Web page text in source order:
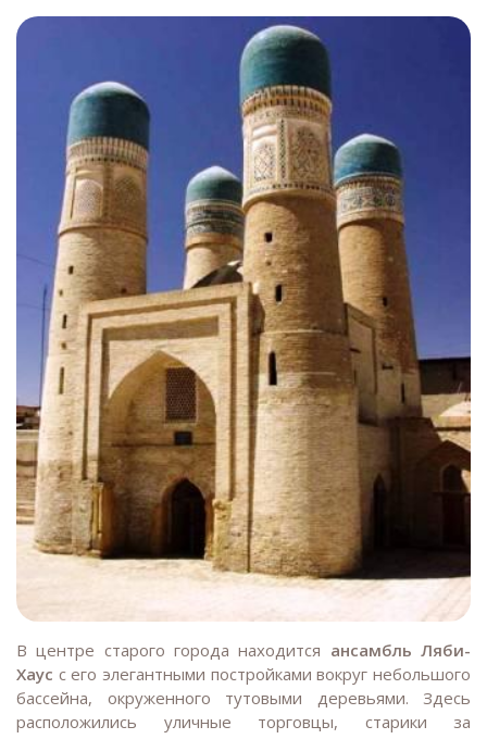
В центре старого города находится ансамбль Ляби-
Хаус с его элегантными постройками вокруг небольшого
бассейна, окруженного тутовыми деревьями. Здесь
расположились уличные торговцы, старики за